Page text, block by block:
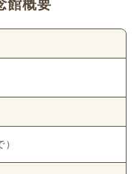
館概要